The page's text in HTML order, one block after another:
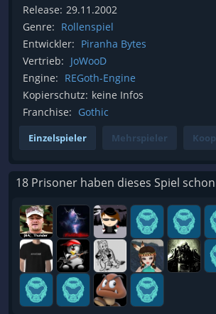
Release: 29.11.2002
Genre: Rollenspiel
Entwickler: Piranha Bytes
Vertrieb: JoWooD
Engine: REGoth-Engine
Kopierschutz: keine Infos
Franchise: Gothic
Einzelspieler Mehrspieler Koop
18 Prisoner haben dieses Spiel schon